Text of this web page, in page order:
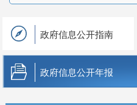
政府信息公开指南
政府信息公开年报